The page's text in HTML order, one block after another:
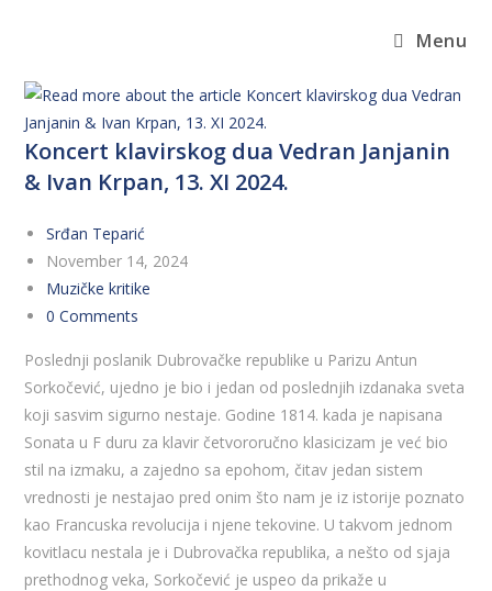
Menu
Koncert klavirskog dua Vedran Janjanin
& Ivan Krpan, 13. XI 2024.
Srđan Teparić
November 14, 2024
Muzičke kritike
0 Comments
Poslednji poslanik Dubrovačke republike u Parizu Antun
Sorkočević, ujedno je bio i jedan od poslednjih izdanaka sveta
koji sasvim sigurno nestaje. Godine 1814. kada je napisana
Sonata u F duru za klavir četvororučno klasicizam je već bio
stil na izmaku, a zajedno sa epohom, čitav jedan sistem
vrednosti je nestajao pred onim što nam je iz istorije poznato
kao Francuska revolucija i njene tekovine. U takvom jednom
kovitlacu nestala je i Dubrovačka republika, a nešto od sjaja
prethodnog veka, Sorkočević je uspeo da prikaže u